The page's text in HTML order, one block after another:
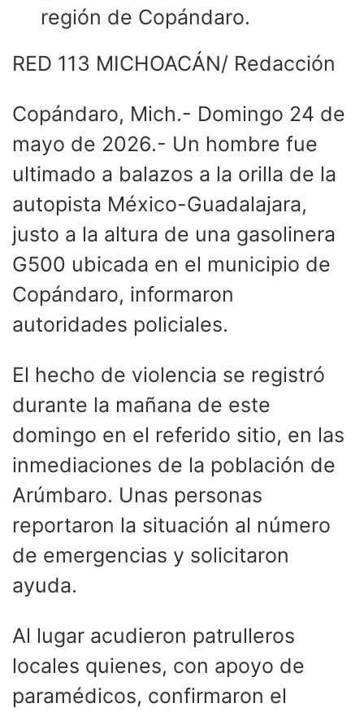
región de Copándaro.
RED 113 MICHOACÁN/ Redacción
Copándaro, Mich.- Domingo 24 de
mayo de 2026.- Un hombre fue
ultimado a balazos a la orilla de la
autopista México-Guadalajara,
justo a la altura de una gasolinera
G500 ubicada en el municipio de
Copándaro, informaron
autoridades policiales.
El hecho de violencia se registró
durante la mañana de este
domingo en el referido sitio, en las
inmediaciones de la población de
Arúmbaro. Unas personas
reportaron la situación al número
de emergencias y solicitaron
ayuda.
Al lugar acudieron patrulleros
locales quienes, con apoyo de
paramédicos, confirmaron el